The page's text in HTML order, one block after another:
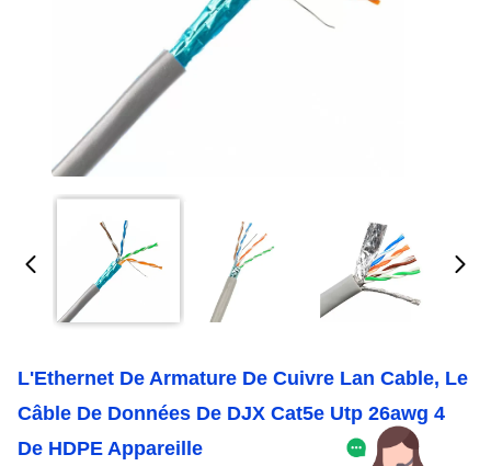
L'Ethernet De Armature De Cuivre Lan Cable, Le
Câble De Données De DJX Cat5e Utp 26awg 4
De HDPE Appareille